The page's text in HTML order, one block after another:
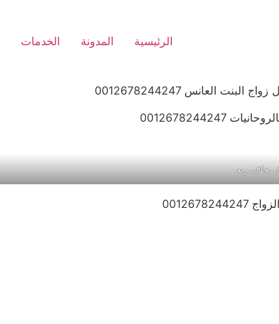
الرئيسية المدونة الخدمات
العانس 0012678244247
يخاف ربه